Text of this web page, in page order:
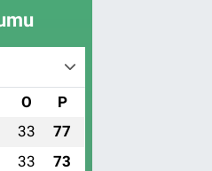
O P
33 77
33 73